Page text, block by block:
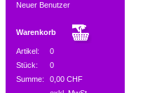
Neuer Benutzer
Warenkorb
Artikel:
0
Stück:
0
Summe:
0,00 CHF